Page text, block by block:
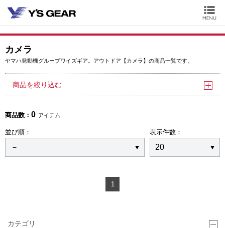
カメラ
ヤマハ発動機グループワイズギア。アウトドア【カメラ】の商品一覧です。
商品を絞り込む
商品数： 0 アイテム
並び順： 表示件数：
1
カテゴリ